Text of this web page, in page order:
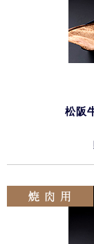
松阪